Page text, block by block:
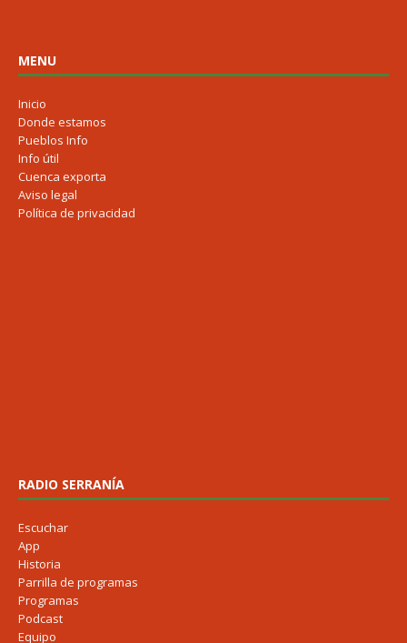
MENU
Inicio
Donde estamos
Pueblos Info
Info útil
Cuenca exporta
Aviso legal
Política de privacidad
RADIO SERRANÍA
Escuchar
App
Historia
Parrilla de programas
Programas
Podcast
Equipo